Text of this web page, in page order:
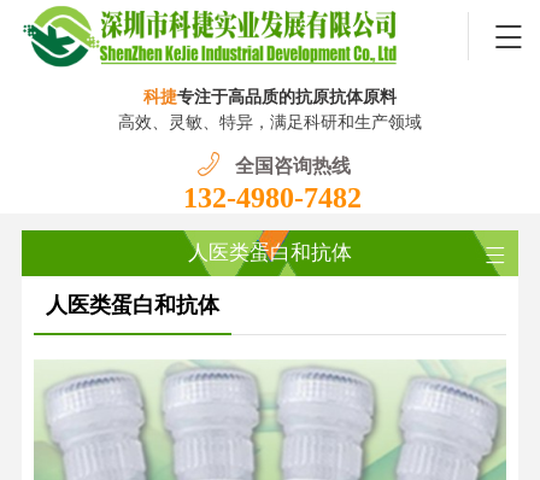
科捷专注于高品质的抗原抗体原料
高效、灵敏、特异，满足科研和生产领域
全国咨询热线
132-4980-7482
人医类蛋白和抗体
人医类蛋白和抗体